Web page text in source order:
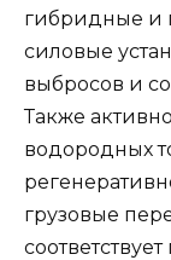
гибридные и
силовые
выбросов и
Также
водородных
грузовые